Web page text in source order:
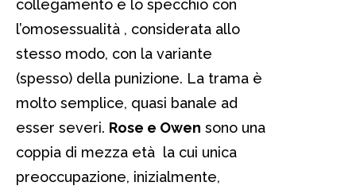
collegamento e lo specchio con
l’omosessualità , considerata allo
stesso modo, con la variante
(spesso) della punizione. La trama è
molto semplice, quasi banale ad
esser severi. Rose e Owen sono una
coppia di mezza età la cui unica
preoccupazione, inizialmente,